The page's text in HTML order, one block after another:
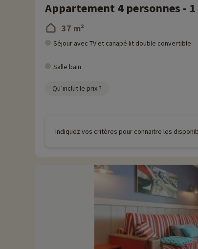
Appartement 4 personnes - 1
37 m²
Séjour avec TV et canapé lit double convertible
Salle bain
Qu’inclut le prix ?
Indiquez vos critères pour connaitre les